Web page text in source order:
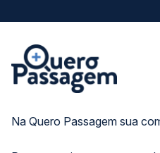
Na Quero Passagem sua